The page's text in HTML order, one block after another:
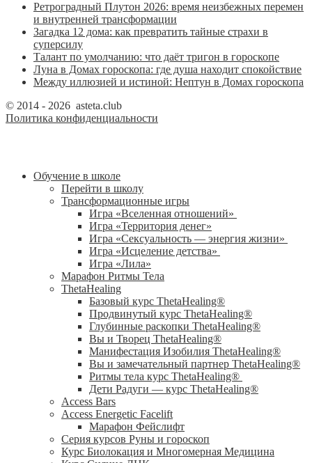
Ретроградный Плутон 2026: время неизбежных перемен
и внутренней трансформации
Загадка 12 дома: как превратить тайные страхи в
суперсилу
Талант по умолчанию: что даёт тригон в гороскопе
Луна в Домах гороскопа: где душа находит спокойствие
Между иллюзией и истиной: Нептун в Домах гороскопа
© 2014 - 2026 asteta.club
Политика конфиденциальности
Обучение в школе
Перейти в школу
Трансформационные игры
Игра «Вселенная отношений»
Игра «Территория денег»
Игра «Сексуальность — энергия жизни»
Игра «Исцеление детства»
Игра «Лила»
Марафон Ритмы Тела
ThetaHealing
Базовый курс ThetaHealing®
Продвинутый курс ThetaHealing®
Глубинные раскопки ThetaHealing®
Вы и Творец ThetaHealing®
Манифестация Изобилия ThetaHealing®
Вы и замечательный партнер ThetaHealing®
Ритмы тела курс ThetaHealing®
Дети Радуги — курс ThetaHealing®
Access Bars
Access Energetic Facelift
Марафон Фейслифт
Серия курсов Руны и гороскоп
Курс Биолокация и Многомерная Медицина